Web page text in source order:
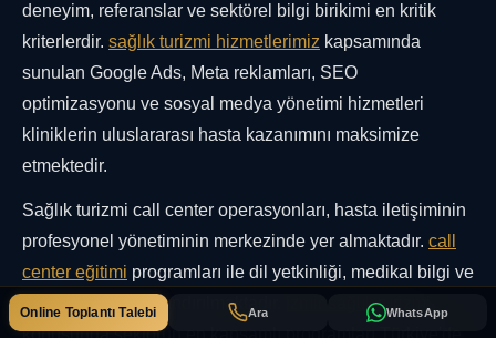
deneyim, referanslar ve sektörel bilgi birikimi en kritik
kriterlerdir. sağlık turizmi hizmetlerimiz kapsamında
sunulan Google Ads, Meta reklamları, SEO
optimizasyonu ve sosyal medya yönetimi hizmetleri
kliniklerin uluslararası hasta kazanımını maksimize
etmektedir.
Sağlık turizmi call center operasyonları, hasta iletişiminin
profesyonel yönetiminin merkezinde yer almaktadır. call
center eğitimi programları ile dil yetkinliği, medikal bilgi ve
ikna kabiliyeti kazandırılmaktadır.
izmir sağlık turizmi
Ara WhatsApp
Online Toplantı Talebi